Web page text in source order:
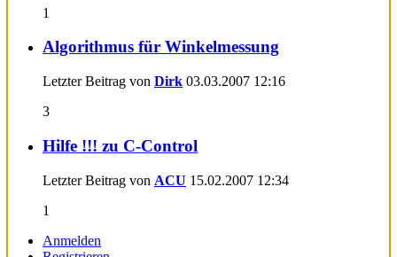
1
Algorithmus für Winkelmessung
Letzter Beitrag von Dirk 03.03.2007 12:16
3
Hilfe !!! zu C-Control
Letzter Beitrag von ACU 15.02.2007 12:34
1
Anmelden